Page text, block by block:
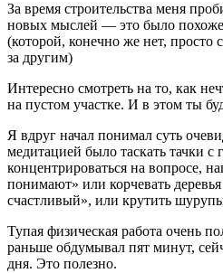
За время строительства меня
новых мыслей — это было
(которой, конечно же нет, просто
за другим)
Интересно смотреть на то, как
на пустом участке. И в этом ты
Я вдруг начал понимал суть
медитацией было таскать тачки с
концентрироваться на вопросе,
понимают» или корчевать
счастливый», или крутить
Тупая физическая работа очень
раньше обдумывал пят минут,
дня. Это полезно.